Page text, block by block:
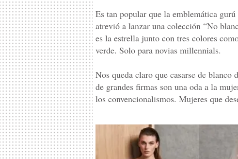
Es tan popular que la emblemática
atrevió a lanzar una colección “No
es la estrella junto con tres colores
verde. Solo para novias millennials.
Nos queda claro que casarse de
de grandes firmas son una oda a la
los convencionalismos. Mujeres que